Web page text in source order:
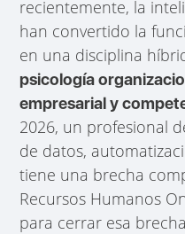
recientemente, la
han convertido la
en una disciplina
psicología
empresarial y
2026, un profesional
de datos,
tiene una brecha
Recursos Humanos
para cerrar esa